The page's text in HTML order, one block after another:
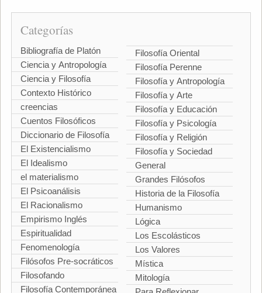
Categorías
Bibliografía de Platón
Ciencia y Antropología
Ciencia y Filosofía
Contexto Histórico
creencias
Cuentos Filosóficos
Diccionario de Filosofía
El Existencialismo
El Idealismo
el materialismo
El Psicoanálisis
El Racionalismo
Empirismo Inglés
Espiritualidad
Fenomenología
Filósofos Pre-socráticos
Filosofando
Filosofía Contemporánea
Filosofía Oriental
Filosofía Perenne
Filosofía y Antropología
Filosofía y Arte
Filosofía y Educación
Filosofía y Psicología
Filosofía y Religión
Filosofía y Sociedad
General
Grandes Filósofos
Historia de la Filosofía
Humanismo
Lógica
Los Escolásticos
Los Valores
Mística
Mitología